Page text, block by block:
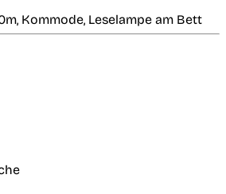
Kommode, Leselampe am Bett